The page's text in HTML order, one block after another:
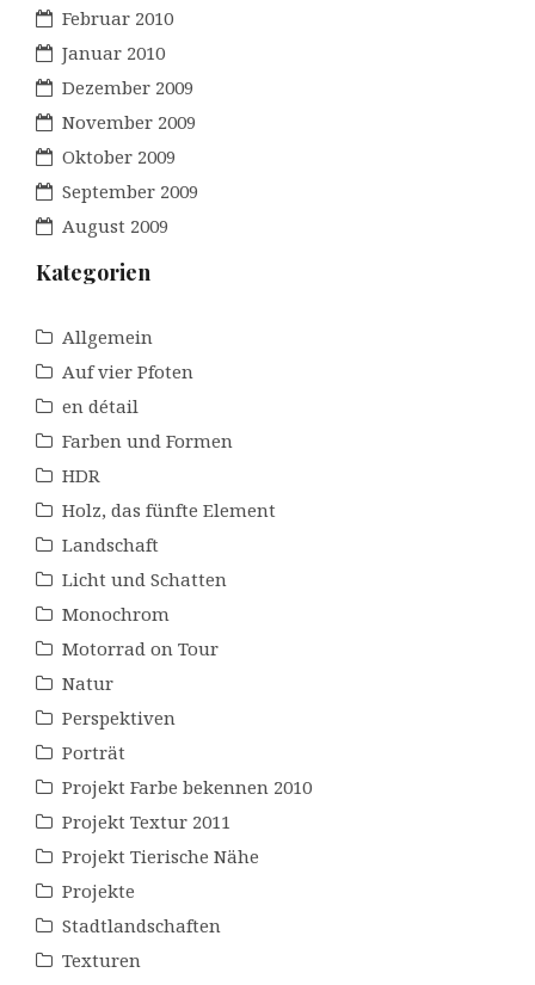
Februar 2010
Januar 2010
Dezember 2009
November 2009
Oktober 2009
September 2009
August 2009
Kategorien
Allgemein
Auf vier Pfoten
en détail
Farben und Formen
HDR
Holz, das fünfte Element
Landschaft
Licht und Schatten
Monochrom
Motorrad on Tour
Natur
Perspektiven
Porträt
Projekt Farbe bekennen 2010
Projekt Textur 2011
Projekt Tierische Nähe
Projekte
Stadtlandschaften
Texturen